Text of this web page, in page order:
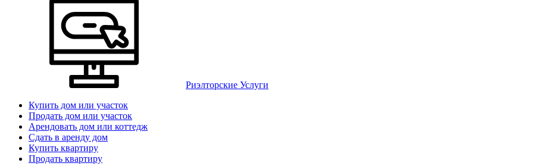
Риэлторские Услуги
Купить дом или участок
Продать дом или участок
Арендовать дом или коттедж
Сдать в аренду дом
Купить квартиру
Продать квартиру